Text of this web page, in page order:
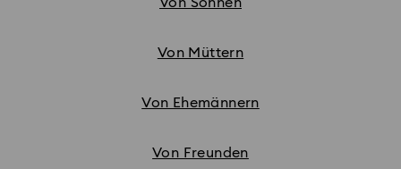
Von Müttern
Von Ehemännern
Von Freunden